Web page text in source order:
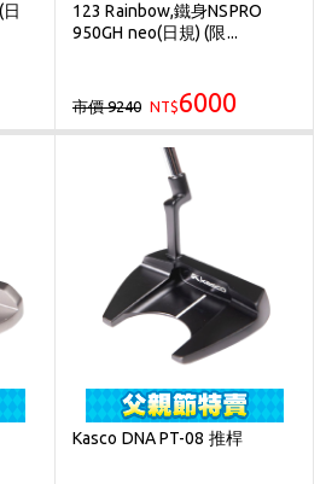
123 Rainbow,鐵身NSPRO
950GH neo(日規) (限...
市價 9240 NT$6000
Kasco DNA PT-08 推桿